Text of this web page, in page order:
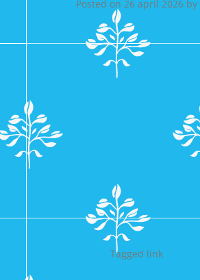
Posted on 26 april 2026 by
Tagged link